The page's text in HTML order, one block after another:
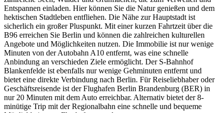
Entspannen einladen. Hier können Sie die Natur genießen und dem
hektischen Stadtleben entfliehen. Die Nähe zur Hauptstadt ist
sicherlich ein großer Pluspunkt. Mit einer kurzen Fahrtzeit über die
B96 erreichen Sie Berlin und können die zahlreichen kulturellen
Angebote und Möglichkeiten nutzen. Die Immobilie ist nur wenige
Minuten von der Autobahn A10 entfernt, was eine schnelle
Anbindung an verschieden Ziele ermöglicht. Der S-Bahnhof
Blankenfelde ist ebenfalls nur wenige Gehminuten entfernt und
bietet eine direkte Verbindung nach Berlin. Für Reiseliebhaber oder
Geschäftsreisende ist der Flughafen Berlin Brandenburg (BER) in
nur 20 Minuten mit dem Auto erreichbar. Alternativ bietet der 8-
minütige Trip mit der Regionalbahn eine schnelle und bequeme